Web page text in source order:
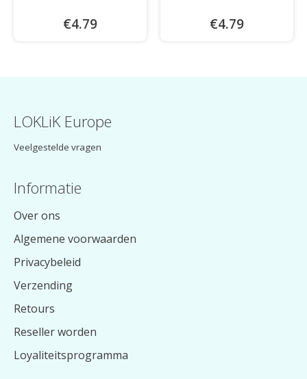
€4.79 €4.79
LOKLiK Europe
Veelgestelde vragen
Informatie
Over ons
Algemene voorwaarden
Privacybeleid
Verzending
Retours
Reseller worden
Loyaliteitsprogramma